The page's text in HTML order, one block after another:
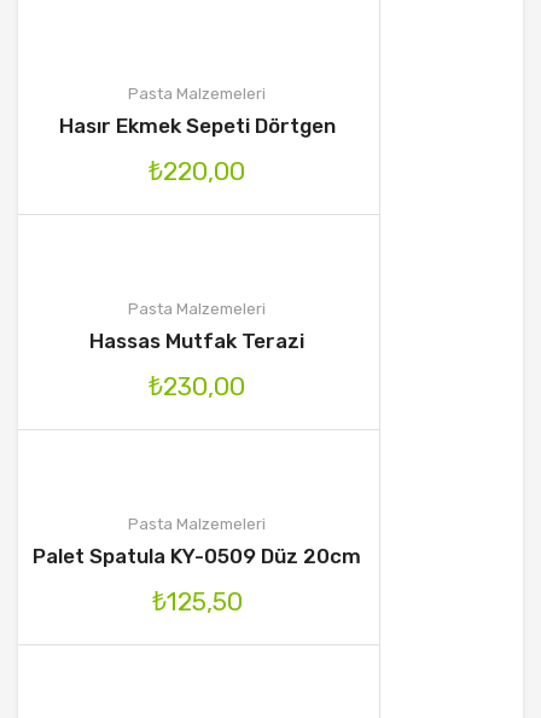
Pasta Malzemeleri
Hasır Ekmek Sepeti Dörtgen
₺220,00
Pasta Malzemeleri
Hassas Mutfak Terazi
₺230,00
Pasta Malzemeleri
Palet Spatula KY-0509 Düz 20cm
₺125,50